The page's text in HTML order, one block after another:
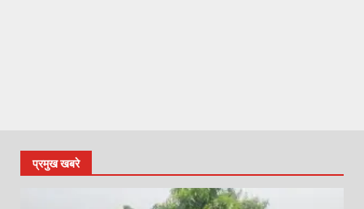
प्रमुख खबरे